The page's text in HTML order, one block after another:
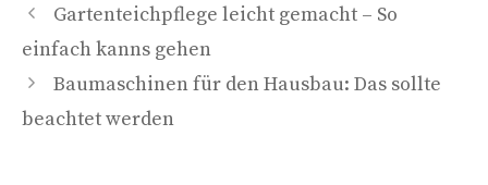
Gartenteichpflege leicht gemacht – So
einfach kanns gehen
Baumaschinen für den Hausbau: Das sollte
beachtet werden